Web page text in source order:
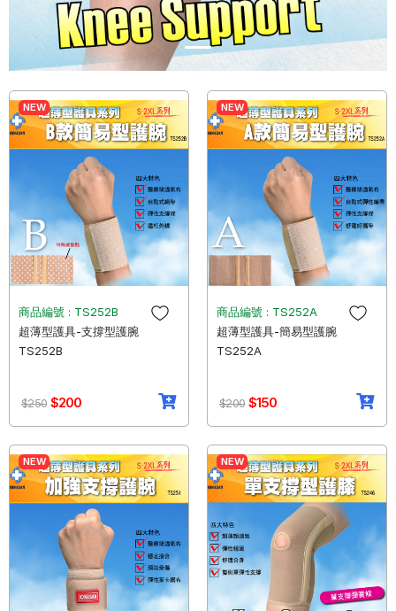
NEW
商品編號 : TS252B
超薄型護具-支撐型護腕
TS252B
$250 $200
NEW
商品編號 : TS252A
超薄型護具-簡易型護腕
TS252A
$200 $150
NEW NEW